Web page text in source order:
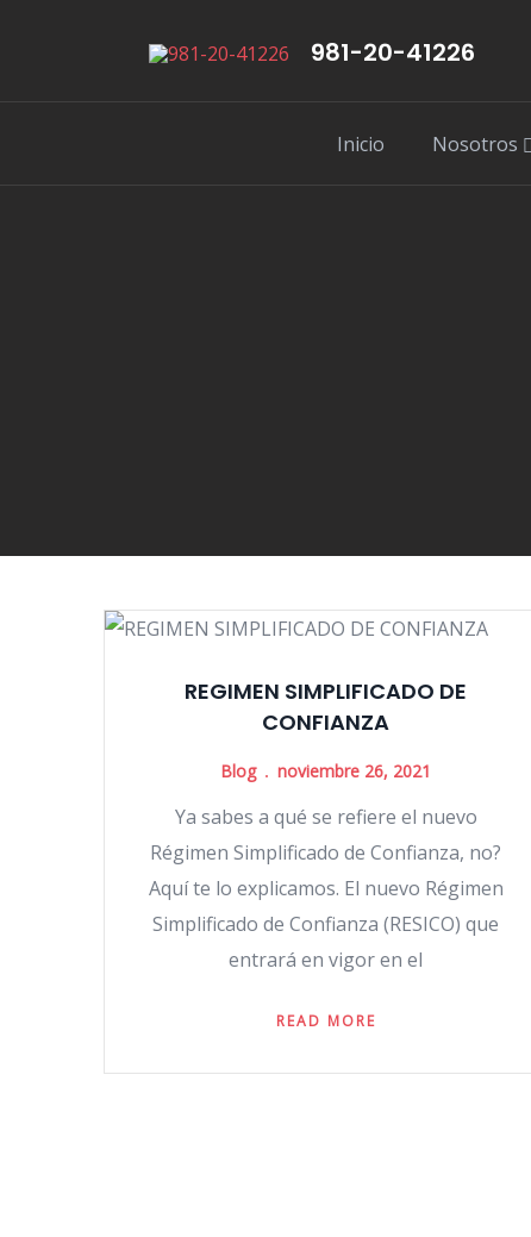
981-20-41226
Inicio Nosotros
REGIMEN SIMPLIFICADO DE
CONFIANZA
Blog noviembre 26, 2021
Ya sabes a qué se refiere el nuevo
Régimen Simplificado de Confianza, no?
Aquí te lo explicamos. El nuevo Régimen
Simplificado de Confianza (RESICO) que
entrará en vigor en el
READ MORE